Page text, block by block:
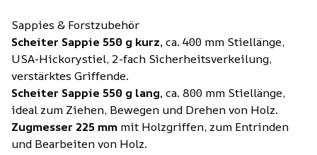
Sappies & Forstzubehör
Scheiter Sappie 550 g kurz,ca. 400 mm Stiellänge,
USA-Hickorystiel, 2-fach Sicherheitsverkeilung,
verstärktes Griffende.
Scheiter Sappie 550 g lang,ca. 800 mm Stiellänge,
ideal zum Ziehen, Bewegen und Drehen von Holz.
Zugmesser 225 mm mit Holzgriffen, zum Entrinden
und Bearbeiten von Holz.